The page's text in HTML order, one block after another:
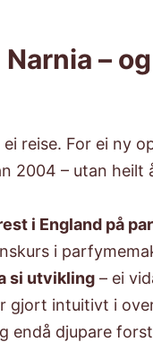
–
ei reise. For ei ny
2004 – utan heilt
i England på
i
si utvikling – ei
gjort intuitivt i
endå djupare